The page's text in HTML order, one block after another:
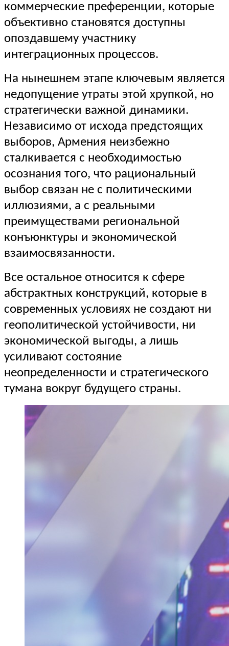
коммерческие преференции, которые
объективно становятся доступны
опоздавшему участнику
интеграционных процессов.
На нынешнем этапе ключевым является
недопущение утраты этой хрупкой, но
стратегически важной динамики.
Независимо от исхода предстоящих
выборов, Армения неизбежно
сталкивается с необходимостью
осознания того, что рациональный
выбор связан не с политическими
иллюзиями, а с реальными
преимуществами региональной
конъюнктуры и экономической
взаимосвязанности.
Все остальное относится к сфере
абстрактных конструкций, которые в
современных условиях не создают ни
геополитической устойчивости, ни
экономической выгоды, а лишь
усиливают состояние
неопределенности и стратегического
тумана вокруг будущего страны.